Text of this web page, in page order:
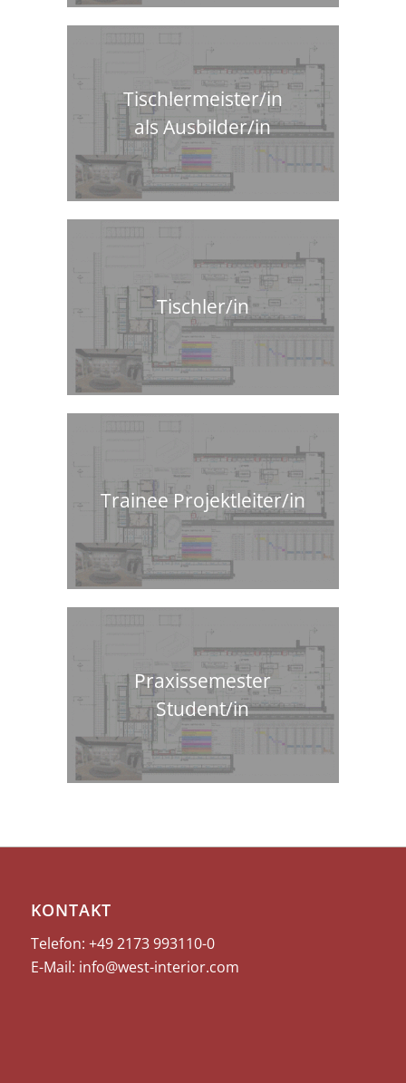
Tischlermeister/in
als Ausbilder/in
Tischler/in
Trainee Projektleiter/in
Praxissemester
Student/in
KONTAKT
Telefon: +49 2173993110-0
E-Mail: info@west-interior.com